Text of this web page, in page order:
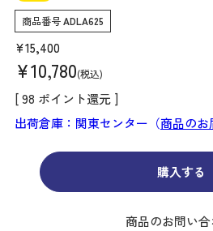
商品番号ADLA625
¥15,400
¥10,780 税込
[98 ポイント還元 ]
出荷倉庫：関東センター（商品のお
購入する
商品のお問い